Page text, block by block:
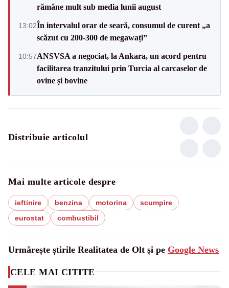
rămâne mult sub media lunii august
13:02În intervalul orar de seară, consumul de curent „a
scăzut cu 200-300 de megawați”
10:57ANSVSA a negociat, la Ankara, un acord pentru
facilitarea tranzitului prin Turcia al carcaselor de
ovine și bovine
Distribuie articolul
Mai multe articole despre
ieftinire benzina motorina
scumpire
eurostat
combustibil
Urmărește știrile Realitatea de Olt și pe Google News
CELE MAI CITITE